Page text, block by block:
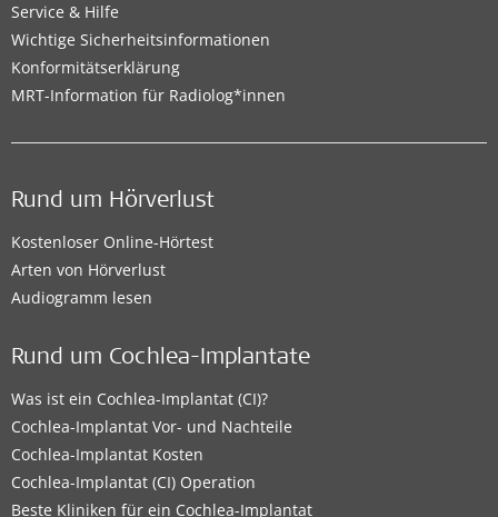
Service & Hilfe
Wichtige Sicherheitsinformationen
Konformitätserklärung
MRT-Information für Radiolog*innen
Rund um Hörverlust
Kostenloser Online-Hörtest
Arten von Hörverlust
Audiogramm lesen
Rund um Cochlea-Implantate
Was ist ein Cochlea-Implantat (CI)?
Cochlea-Implantat Vor- und Nachteile
Cochlea-Implantat Kosten
Cochlea-Implantat (CI) Operation
Beste Kliniken für ein Cochlea-Implantat